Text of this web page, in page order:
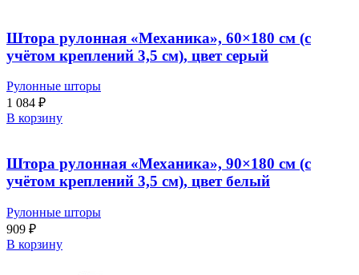
Штора рулонная «Механика», 60×180 см (с
учётом креплений 3,5 см), цвет серый
Рулонные шторы
1 084 ₽
В корзину
Штора рулонная «Механика», 90×180 см (с
учётом креплений 3,5 см), цвет белый
Рулонные шторы
909 ₽
В корзину